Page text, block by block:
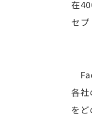
在
セ
各
を